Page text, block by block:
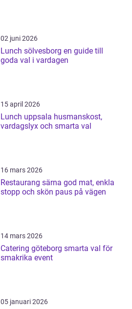
02 juni 2026
Lunch sölvesborg en guide till
goda val i vardagen
15 april 2026
Lunch uppsala husmanskost,
vardagslyx och smarta val
16 mars 2026
Restaurang särna god mat, enkla
stopp och skön paus på vägen
14 mars 2026
Catering göteborg smarta val för
smakrika event
05 januari 2026